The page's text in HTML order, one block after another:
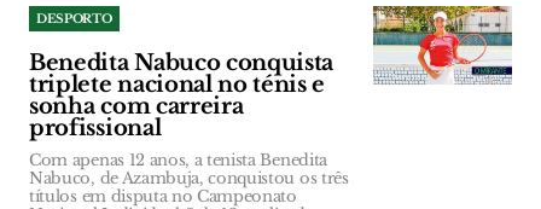
DESPORTO
Benedita Nabuco conquista
triplete nacional no ténis e
sonha com carreira
profissional
Com apenas 12 anos, a tenista Benedita
Nabuco, de Azambuja, conquistou os três
títulos em disputa no Campeonato